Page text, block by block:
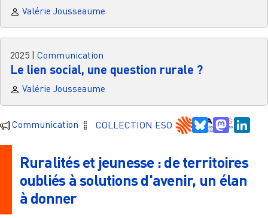
Valérie Jousseaume
2025 Communication
Le lien social, une question rurale ?
Valérie Jousseaume
Communication COLLECTION ESO Bluesky
Ruralités et jeunesse : de territoires
oubliés à solutions d'avenir, un élan
à donner